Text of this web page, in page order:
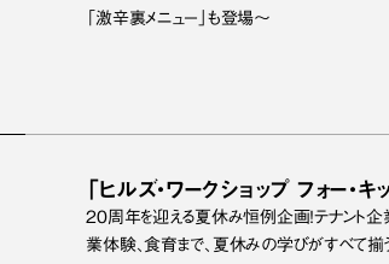
「激辛裏メニュー」も登場～
「ヒルズ・ワークショップ フォー・
20周年を迎える夏休み恒例企画！テナント
業体験、食育まで、夏休みの学びがすべて